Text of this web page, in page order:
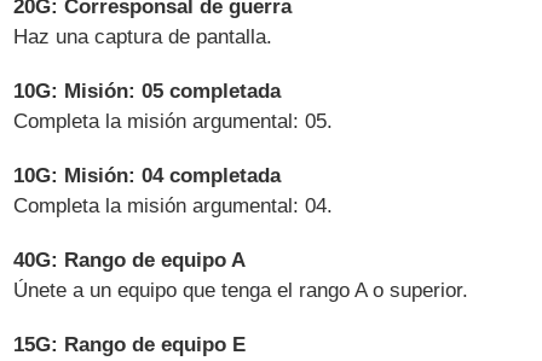
20G: Corresponsal de guerra
Haz una captura de pantalla.
10G: Misión: 05 completada
Completa la misión argumental: 05.
10G: Misión: 04 completada
Completa la misión argumental: 04.
40G: Rango de equipo A
Únete a un equipo que tenga el rango A o superior.
15G: Rango de equipo E